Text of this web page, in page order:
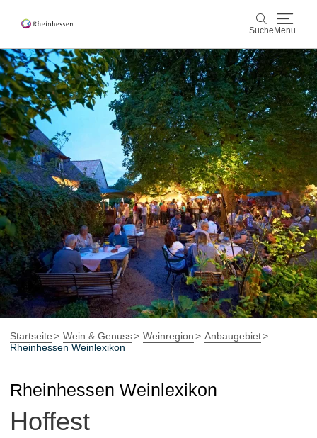
Suche Menu
Suche
Wein & Genuss
Aktiv & Natur
Kultur & Städte
Veranstaltungen
Buchung & Service
ShopRheinhessen-Blog Karte
Startseite Wein & Genuss Weinregion
Anbaugebiet
Rheinhessen Weinlexikon
Rheinhessen Weinlexikon
Hoffest